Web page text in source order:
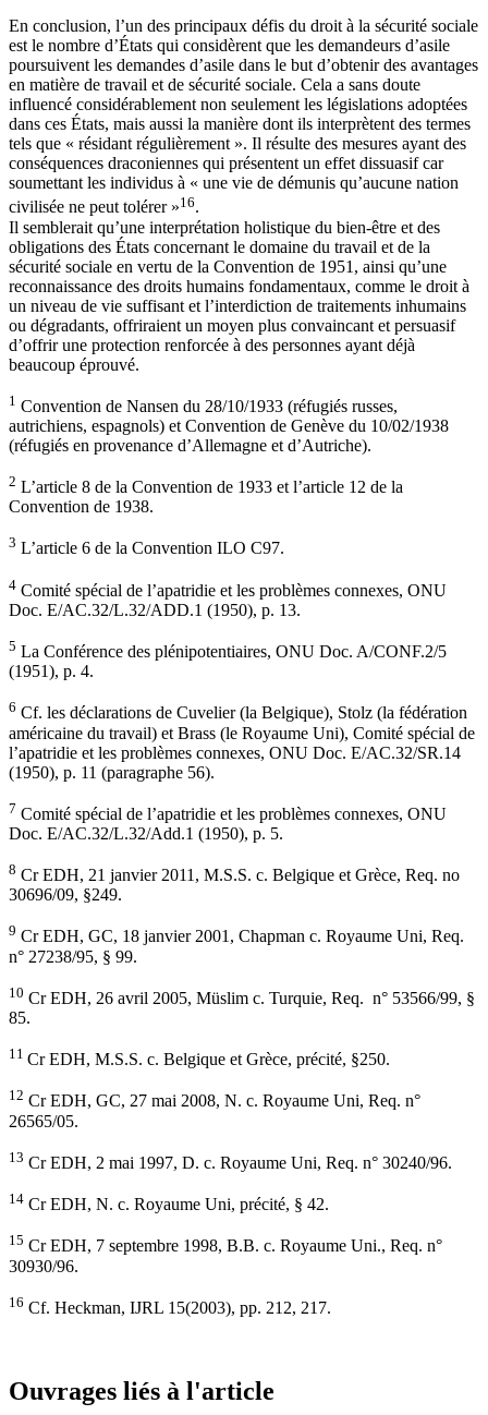
En conclusion, l’un des principaux défis du droit à la sécurité sociale
est le nombre d’États qui considèrent que les demandeurs d’asile
poursuivent les demandes d’asile dans le but d’obtenir des avantages
en matière de travail et de sécurité sociale. Cela a sans doute
influencé considérablement non seulement les législations adoptées
dans ces États, mais aussi la manière dont ils interprètent des termes
tels que « résidant régulièrement ». Il résulte des mesures ayant des
conséquences draconiennes qui présentent un effet dissuasif car
soumettant les individus à « une vie de démunis qu’aucune nation
civilisée ne peut tolérer »16.
Il semblerait qu’une interprétation holistique du bien-être et des
obligations des États concernant le domaine du travail et de la
sécurité sociale en vertu de la Convention de 1951, ainsi qu’une
reconnaissance des droits humains fondamentaux, comme le droit à
un niveau de vie suffisant et l’interdiction de traitements inhumains
ou dégradants, offriraient un moyen plus convaincant et persuasif
d’offrir une protection renforcée à des personnes ayant déjà
beaucoup éprouvé.
1 Convention de Nansen du 28/10/1933 (réfugiés russes,
autrichiens, espagnols) et Convention de Genève du 10/02/1938
(réfugiés en provenance d’Allemagne et d’Autriche).
2 L’article 8 de la Convention de 1933 et l’article 12 de la
Convention de 1938.
3 L’article 6 de la Convention ILO C97.
4 Comité spécial de l’apatridie et les problèmes connexes, ONU
Doc. E/AC.32/L.32/ADD.1 (1950), p. 13.
5 La Conférence des plénipotentiaires, ONU Doc. A/CONF.2/5
(1951), p. 4.
6 Cf. les déclarations de Cuvelier (la Belgique), Stolz (la fédération
américaine du travail) et Brass (le Royaume Uni), Comité spécial de
l’apatridie et les problèmes connexes, ONU Doc. E/AC.32/SR.14
(1950), p. 11 (paragraphe 56).
7 Comité spécial de l’apatridie et les problèmes connexes, ONU
Doc. E/AC.32/L.32/Add.1 (1950), p. 5.
8 Cr EDH, 21 janvier 2011, M.S.S. c. Belgique et Grèce, Req. no
30696/09, §249.
9 Cr EDH, GC, 18 janvier 2001, Chapman c. Royaume Uni, Req.
n° 27238/95, § 99.
10 Cr EDH, 26 avril 2005, Müslim c. Turquie, Req. n° 53566/99, §
85.
11 Cr EDH, M.S.S. c. Belgique et Grèce, précité, §250.
12 Cr EDH, GC, 27 mai 2008, N. c. Royaume Uni, Req. n°
26565/05.
13 Cr EDH, 2 mai 1997, D. c. Royaume Uni, Req. n° 30240/96.
14 Cr EDH, N. c. Royaume Uni, précité, § 42.
15 Cr EDH, 7 septembre 1998, B.B. c. Royaume Uni., Req. n°
30930/96.
16 Cf. Heckman, IJRL 15(2003), pp. 212, 217.
Ouvrages liés à l'article